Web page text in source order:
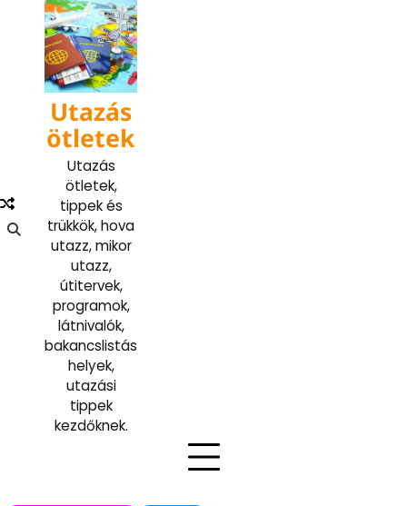
content
Utazás
ötletek
Utazás
ötletek,
tippek és
trükkök, hova
utazz, mikor
utazz,
útitervek,
programok,
látnivalók,
bakancslistás
helyek,
utazási
tippek
kezdőknek.